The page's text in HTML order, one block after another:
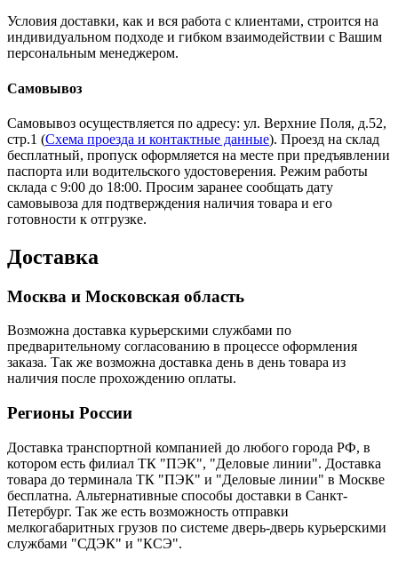
Условия доставки, как и вся работа с клиентами, строится на
индивидуальном подходе и гибком взаимодействии с Вашим
персональным менеджером.
Самовывоз
Самовывоз осуществляется по адресу: ул. Верхние Поля, д.52,
стр.1 (Схема проезда и контактные данные). Проезд на склад
бесплатный, пропуск оформляется на месте при предъявлении
паспорта или водительского удостоверения. Режим работы
склада с 9:00 до 18:00. Просим заранее сообщать дату
самовывоза для подтверждения наличия товара и его
готовности к отгрузке.
Доставка
Москва и Московская область
Возможна доставка курьерскими службами по
предварительному согласованию в процессе оформления
заказа. Так же возможна доставка день в день товара из
наличия после прохождению оплаты.
Регионы России
Доставка транспортной компанией до любого города РФ, в
котором есть филиал ТК "ПЭК", "Деловые линии". Доставка
товара до терминала ТК "ПЭК" и "Деловые линии" в Москве
бесплатна. Альтернативные способы доставки в Санкт-
Петербург. Так же есть возможность отправки
мелкогабаритных грузов по системе дверь-дверь курьерскими
службами "СДЭК" и "КСЭ".